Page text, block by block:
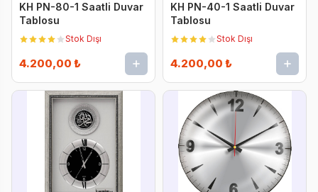
KH PN-80-1 Saatli Duvar
Tablosu
Stok Dışı
4.200,00 ₺
KH PN-40-1 Saatli Duvar
Tablosu
Stok Dışı
4.200,00 ₺